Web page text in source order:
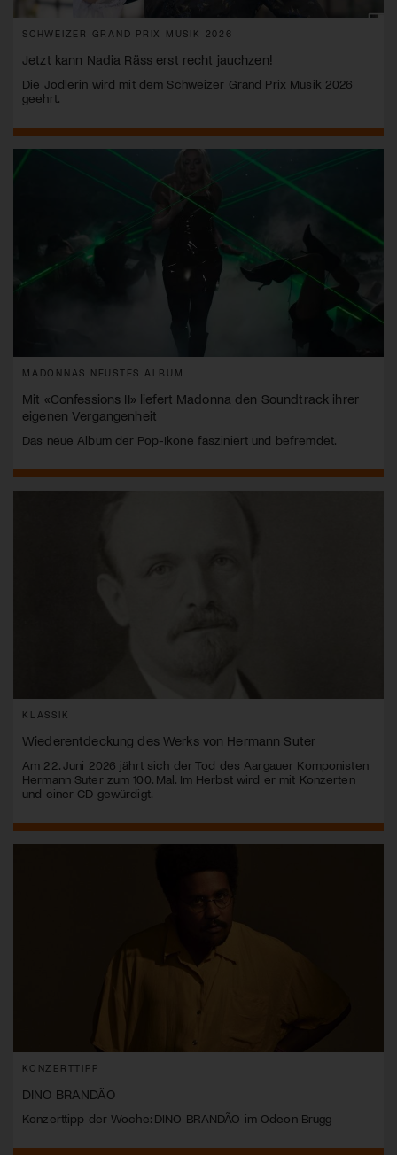
SCHWEIZER GRAND PRIX MUSIK 2026
Jetzt kann Nadia Räss erst recht jauchzen!
Die Jodlerin wird mit dem Schweizer Grand Prix Musik 2026
geehrt.
MADONNAS NEUSTES ALBUM
Mit «Confessions II» liefert Madonna den Soundtrack ihrer
eigenen Vergangenheit
Das neue Album der Pop-Ikone fasziniert und befremdet.
KLASSIK
Wiederentdeckung des Werks von Hermann Suter
Am 22. Juni 2026 jährt sich der Tod des Aargauer Komponisten
Hermann Suter zum 100. Mal. Im Herbst wird er mit Konzerten
und einer CD gewürdigt.
KONZERTTIPP
DINO BRANDÃO
Konzerttipp der Woche: DINO BRANDÃO im Odeon Brugg